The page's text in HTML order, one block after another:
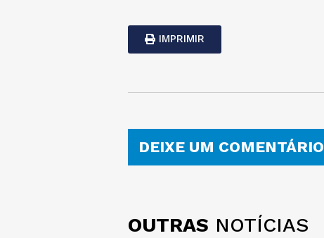
IMPRIMIR
DEIXE UM COMENTÁRIO
OUTRAS NOTÍCIAS